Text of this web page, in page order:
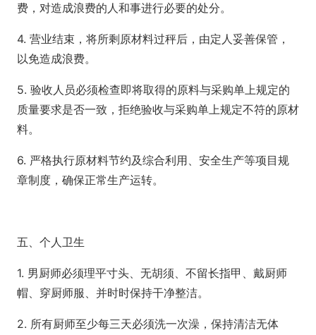
费，对造成浪费的人和事进行必要的处分。
4. 营业结束，将所剩原材料过秤后，由定人妥善保管，
以免造成浪费。
5. 验收人员必须检查即将取得的原料与采购单上规定的
质量要求是否一致，拒绝验收与采购单上规定不符的原材
料。
6. 严格执行原材料节约及综合利用、安全生产等项目规
章制度，确保正常生产运转。
五、个人卫生
1. 男厨师必须理平寸头、无胡须、不留长指甲、戴厨师
帽、穿厨师服、并时时保持干净整洁。
2. 所有厨师至少每三天必须洗一次澡，保持清洁无体